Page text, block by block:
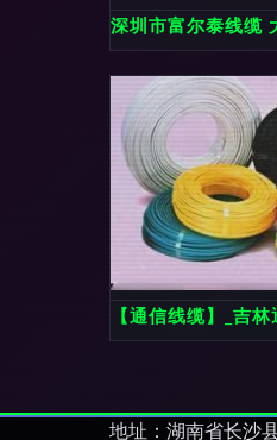
深圳市富尔泰线缆
【通信线缆】_吉
地址：湖南省长沙